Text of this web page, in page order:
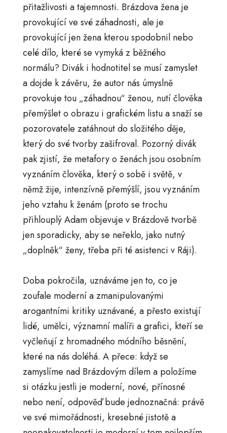
přitažlivosti a tajemnosti. Brázdova žena je
provokující ve své záhadnosti, ale je
provokující jen žena kterou spodobnil nebo
celé dílo, které se vymyká z běžného
normálu? Divák i hodnotitel se musí zamyslet
a dojde k závěru, že autor nás úmyslně
provokuje tou „záhadnou“ ženou, nutí člověka
přemýšlet o obrazu i grafickém listu a snaží se
pozorovatele zatáhnout do složitého děje,
který do své tvorby zašifroval. Pozorný divák
pak zjistí, že metafory o ženách jsou osobním
vyznáním člověka, který o sobě i světě, v
němž žije, intenzívně přemýšlí, jsou vyznáním
jeho vztahu k ženám (proto se trochu
přihlouplý Adam objevuje v Brázdově tvorbě
jen sporadicky, aby se neřeklo, jako nutný
„doplněk“ ženy, třeba při té asistenci v Ráji).
Doba pokročila, uznáváme jen to, co je
zoufale moderní a zmanipulovanými
arogantními kritiky uznávané, a přesto existují
lidé, umělci, významní malíři a grafici, kteří se
vyčleňují z hromadného módního běsnění,
které na nás doléhá. A přece: když se
zamyslíme nad Brázdovým dílem a položíme
si otázku jestli je moderní, nové, přínosné
nebo není, odpověď bude jednoznačná: právě
ve své mimořádnosti, kresebné jistotě a